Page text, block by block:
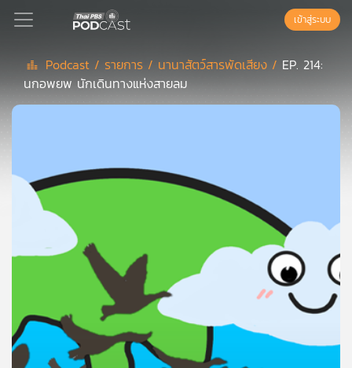
Podcast
ลิ
แนะนำ
สต์
ของ
คุณ
เข้าสู่ระบบ
Podcast / รายการ / นานาสัตว์สารพัดเสียง / EP. 214:
นกอพยพ นักเดินทางแห่งสายลม